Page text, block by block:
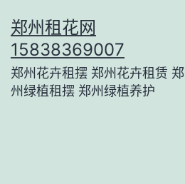
至
内
容
郑州租花网
15838369007
郑州花卉租摆 郑州花卉租赁 郑
州绿植租摆 郑州绿植养护